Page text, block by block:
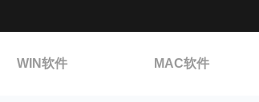
WIN软件 MAC软件